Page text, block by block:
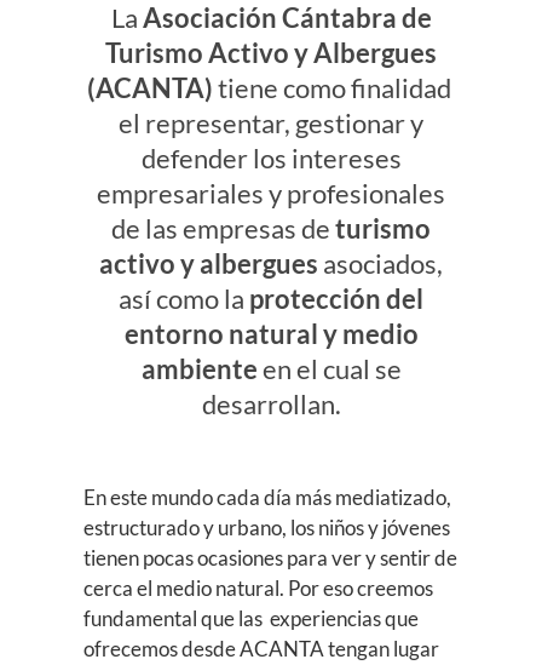
LaAsociación Cántabra de
Turismo Activo y Albergues
(ACANTA)tiene como finalidad
el representar, gestionar y
defender los intereses
empresariales y profesionales
de las empresas deturismo
activo y albergues asociados,
así como la protección del
entorno natural y medio
ambienteen el cual se
desarrollan.
En este mundo cada día más mediatizado,
estructurado y urbano, los niños y jóvenes
tienen pocas ocasiones para ver y sentir de
cerca el medio natural. Por eso creemos
fundamental que las experiencias que
ofrecemos desde ACANTA tengan lugar